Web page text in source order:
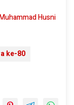
Husni
ke-80